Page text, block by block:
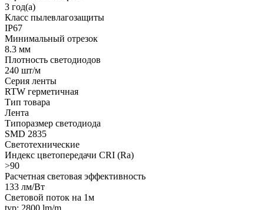
3 год(а)
Класс пылевлагозащиты
IP67
Минимальный отрезок
8.3 мм
Плотность светодиодов
240 шт/м
Серия ленты
RTW герметичная
Тип товара
Лента
Типоразмер светодиода
SMD 2835
Светотехнические
Индекс цветопередачи CRI (Ra)
>90
Расчетная световая эффективность
133 лм/Вт
Световой поток на 1м
typ: 2800 lm/m